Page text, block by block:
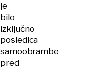
je
bilo
izključno
posledica
samoobrambe
pred